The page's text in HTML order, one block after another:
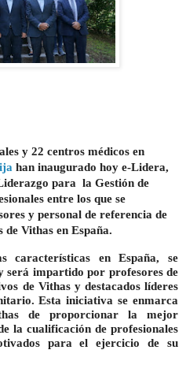
y 22 centros médicos en
han inaugurado hoy e-Lidera,
para la Gestión de
entre los que se
y personal de referencia de
Vithas en España.
características en España, se
será impartido por profesores de
de Vithas y destacados líderes
Esta iniciativa se enmarca
de proporcionar la mejor
la cualificación de profesionales
para el ejercicio de su